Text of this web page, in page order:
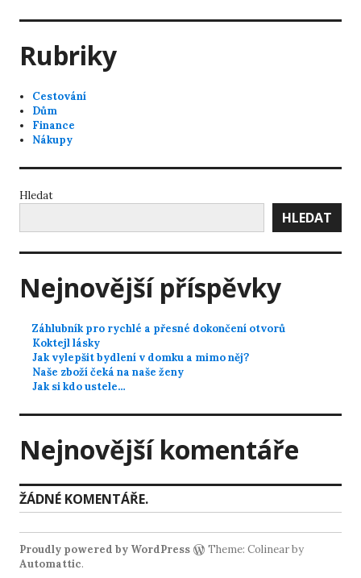
Rubriky
Cestování
Dům
Finance
Nákupy
Hledat
HLEDAT
Nejnovější příspěvky
Záhlubník pro rychlé a přesné dokončení otvorů
Koktejl lásky
Jak vylepšit bydlení v domku a mimo něj?
Naše zboží čeká na naše ženy
Jak si kdo ustele…
Nejnovější komentáře
ŽÁDNÉ KOMENTÁŘE.
Proudly powered by WordPress
Theme: Colinear by
Automattic.